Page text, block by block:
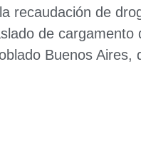
recaudación de
de cargamento
Buenos Aires,